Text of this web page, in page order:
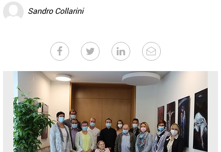
Sandro Collarini